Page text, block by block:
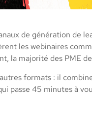
de génération de
les webinaires
la majorité des PME
formats : il
passe 45 minutes à